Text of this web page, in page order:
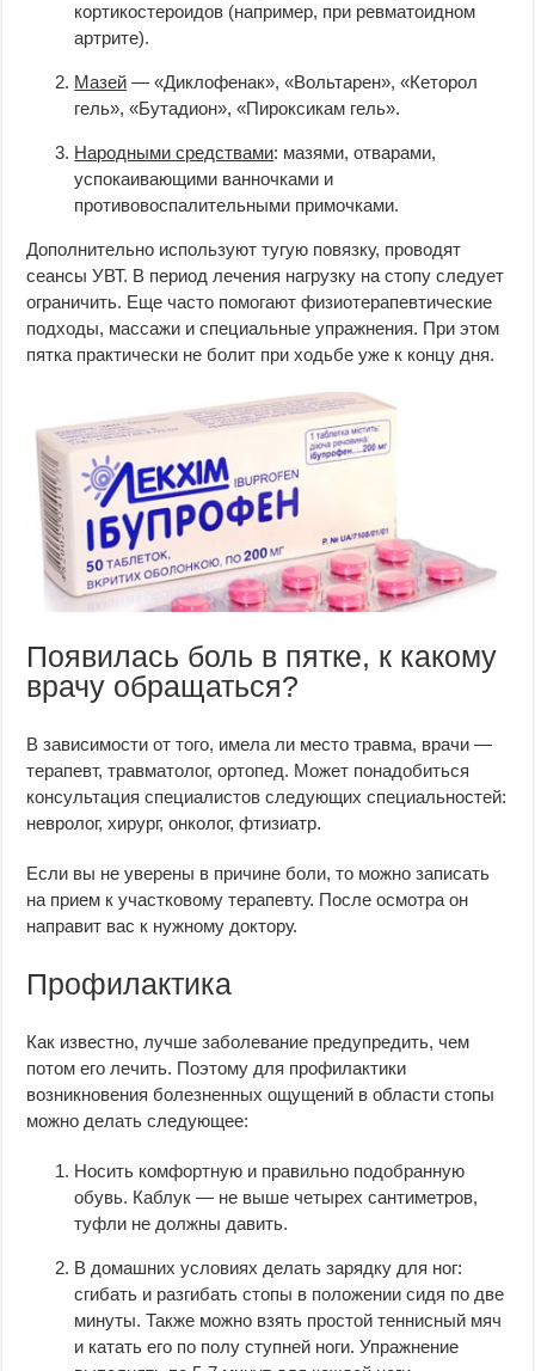
кортикостероидов (например, при ревматоидном
артрите).
Мазей — «Диклофенак», «Вольтарен», «Кеторол
гель», «Бутадион», «Пироксикам гель».
Народными средствами: мазями, отварами,
успокаивающими ванночками и
противовоспалительными примочками.
Дополнительно используют тугую повязку, проводят
сеансы УВТ. В период лечения нагрузку на стопу следует
ограничить. Еще часто помогают физиотерапевтические
подходы, массажи и специальные упражнения. При этом
пятка практически не болит при ходьбе уже к концу дня.
Появилась боль в пятке, к какому
врачу обращаться?
В зависимости от того, имела ли место травма, врачи —
терапевт, травматолог, ортопед. Может понадобиться
консультация специалистов следующих специальностей:
невролог, хирург, онколог, фтизиатр.
Если вы не уверены в причине боли, то можно записать
на прием к участковому терапевту. После осмотра он
направит вас к нужному доктору.
Профилактика
Как известно, лучше заболевание предупредить, чем
потом его лечить. Поэтому для профилактики
возникновения болезненных ощущений в области стопы
можно делать следующее:
Носить комфортную и правильно подобранную
обувь. Каблук — не выше четырех сантиметров,
туфли не должны давить.
В домашних условиях делать зарядку для ног:
сгибать и разгибать стопы в положении сидя по две
минуты. Также можно взять простой теннисный мяч
и катать его по полу ступней ноги. Упражнение